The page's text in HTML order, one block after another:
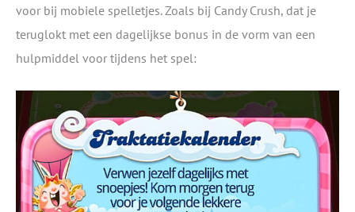
voor bij mobiele spelletjes. Zoals bij Candy Crush, dat je
teruglokt met een dagelijkse bonus in de vorm van een
hulpmiddel voor tijdens het spel: